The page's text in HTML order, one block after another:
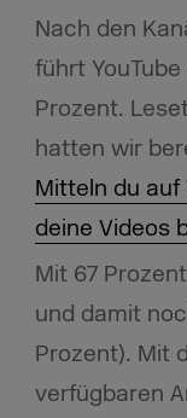
Nach den
führt
Prozent.
hatten wir
Mitteln du auf
deine Videos
Mit 67
und damit
Prozent). Mit
verfügbaren